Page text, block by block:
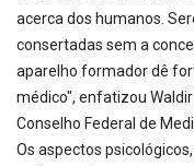
acerca dos humanos.
consertadas sem a
aparelho formador dê
médico", enfatizou
Conselho Federal de
Os aspectos